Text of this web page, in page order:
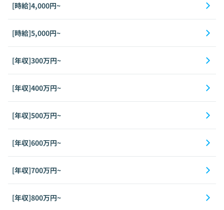
[時給]4,000円~
[時給]5,000円~
[年収]300万円~
[年収]400万円~
[年収]500万円~
[年収]600万円~
[年収]700万円~
[年収]800万円~